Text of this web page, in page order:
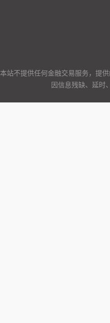
本站不提供任何金融交易服务，提
因信息残缺、延时